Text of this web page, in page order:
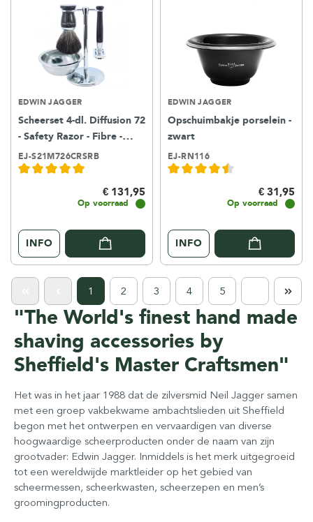
EDWIN JAGGER
Scheerset 4-dl. Diffusion 72
- Safety Razor - Fibre -
zwart
EJ-S21M726CRSRB
€ 131,95
Op voorraad
INFO
EDWIN JAGGER
Opschuimbakje porselein -
zwart
EJ-RN116
€ 31,95
Op voorraad
INFO
1 2 3 4 5
"The World's finest hand made
shaving accessories by
Sheffield's Master Craftsmen"
Het was in het jaar 1988 dat de zilversmid Neil Jagger samen
met een groep vakbekwame ambachtslieden uit Sheffield
begon met het ontwerpen en vervaardigen van diverse
hoogwaardige scheerproducten onder de naam van zijn
grootvader: Edwin Jagger. Inmiddels is het merk uitgegroeid
tot een wereldwijde marktleider op het gebied van
scheermessen, scheerkwasten, scheerzepen en men’s
groomingproducten.